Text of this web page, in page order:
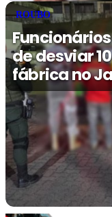
ROUBO
de desviar
fábrica no